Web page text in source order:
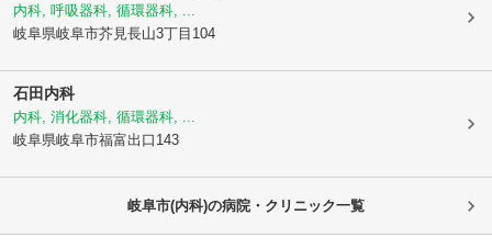
内科, 呼吸器科, 循環器科, ...
岐阜県岐阜市芥見長山3丁目104
石田内科
内科, 消化器科, 循環器科, ...
岐阜県岐阜市福富出口143
岐阜市(内科)の病院・クリニック一覧